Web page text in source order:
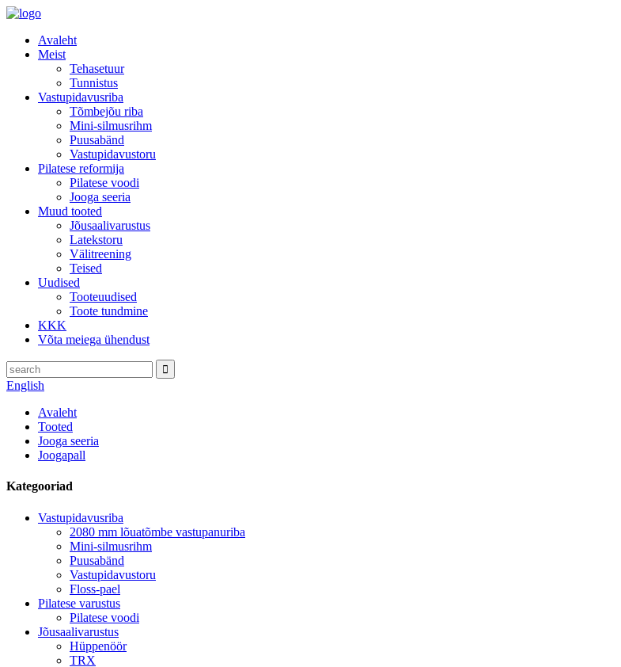
Avaleht
Meist
Tehasetuur
Tunnistus
Vastupidavusriba
Tõmbejõu riba
Mini-silmusrihm
Puusabänd
Vastupidavustoru
Pilatese reformija
Pilatese voodi
Jooga seeria
Muud tooted
Jõusaalivarustus
Latekstoru
Välitreening
Teised
Uudised
Tooteuudised
Toote tundmine
KKK
Võta meiega ühendust
English
Avaleht
Tooted
Jooga seeria
Joogapall
Kategooriad
Vastupidavusriba
2080 mm lõuatõmbe vastupanuriba
Mini-silmusrihm
Puusabänd
Vastupidavustoru
Floss-pael
Pilatese varustus
Pilatese voodi
Jõusaalivarustus
Hüppenöör
TRX